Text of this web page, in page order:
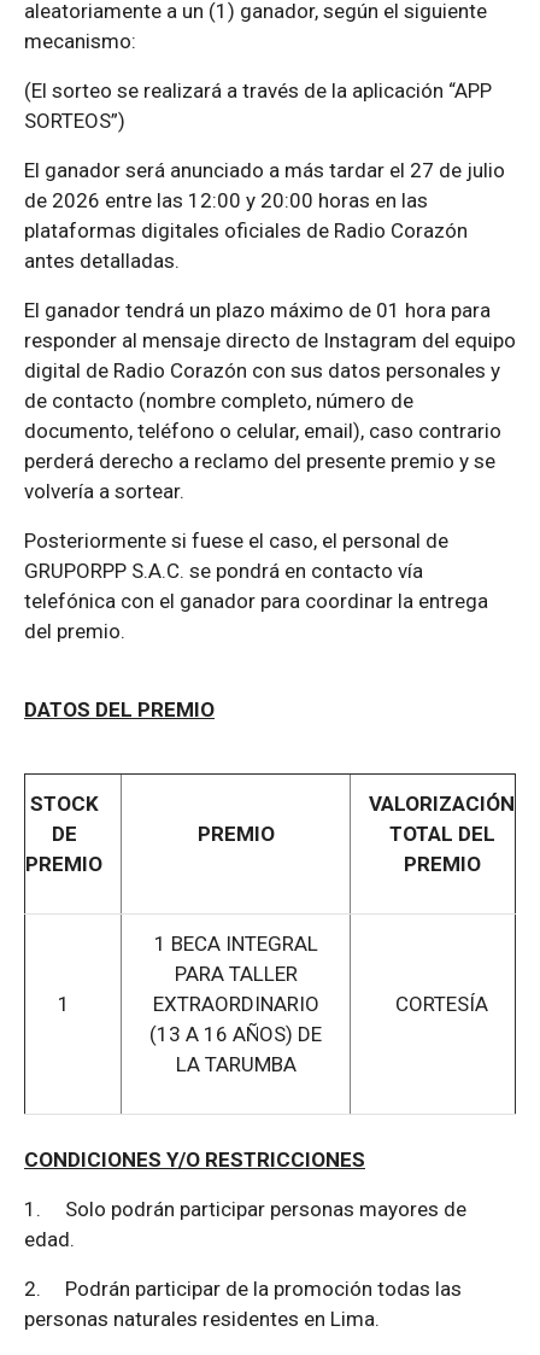
aleatoriamente a un (1) ganador, según el siguiente
mecanismo:
(El sorteo se realizará a través de la aplicación “APP
SORTEOS”)
El ganador será anunciado a más tardar el 27 de julio
de 2026 entre las 12:00 y 20:00 horas en las
plataformas digitales oficiales de Radio Corazón
antes detalladas.
El ganador tendrá un plazo máximo de 01 hora para
responder al mensaje directo de Instagram del equipo
digital de Radio Corazón con sus datos personales y
de contacto (nombre completo, número de
documento, teléfono o celular, email), caso contrario
perderá derecho a reclamo del presente premio y se
volvería a sortear.
Posteriormente si fuese el caso, el personal de
GRUPORPP S.A.C. se pondrá en contacto vía
telefónica con el ganador para coordinar la entrega
del premio.
DATOS DEL PREMIO
STOCK
DE
PREMIO
PREMIO
VALORIZACIÓN
TOTAL DEL
PREMIO
1
1 BECA INTEGRAL
PARA TALLER
EXTRAORDINARIO
(13 A 16 AÑOS) DE
LA TARUMBA
CORTESÍA
CONDICIONES Y/O RESTRICCIONES
1. Solo podrán participar personas mayores de
edad.
2. Podrán participar de la promoción todas las
personas naturales residentes en Lima.